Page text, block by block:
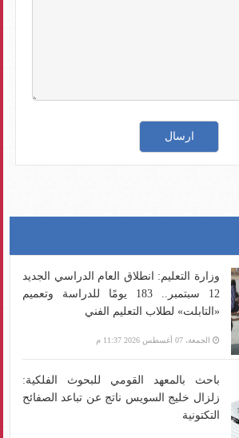
وزارة التعليم: انطلاق العام الدراسي الجديد
12 سبتمبر.. 183 يومًا للدراسة وتعميم
«التابلت» لطلاب التعليم الفني
الجمعة، 07 أغسطس 2026 11:37 م
باحث بالمعهد القومي للبحوث الفلكية:
زلزال خليج السويس ناتج عن تباعد الصفائح
التكتونية